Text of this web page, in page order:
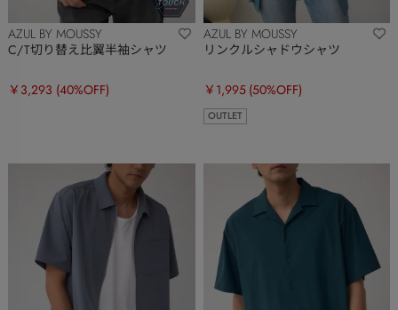
AZUL BY MOUSSY
C/T切り替え比翼半袖シャツ
￥3,293 (40%OFF)
AZUL BY MOUSSY
リンクルシャドウシャツ
￥1,995 (50%OFF)
OUTLET